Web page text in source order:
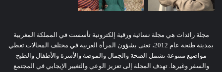
مجلة رائدات هي مجلة نسائية ورقية إلكترونية تأسست في المملكة المغربية
بمدينة طنجة عام 2012، تعنى بشؤون المرأة العربية في مختلف المجالات.تغطي
مواضيع متنوعة تشمل الصحة والجمال والموضة والأسرة والأطفال والطبخ
والسفر وغيرها. تهدف المجلة إلى تعزيز الوعي والتغيير الإيجابي في المجتمع